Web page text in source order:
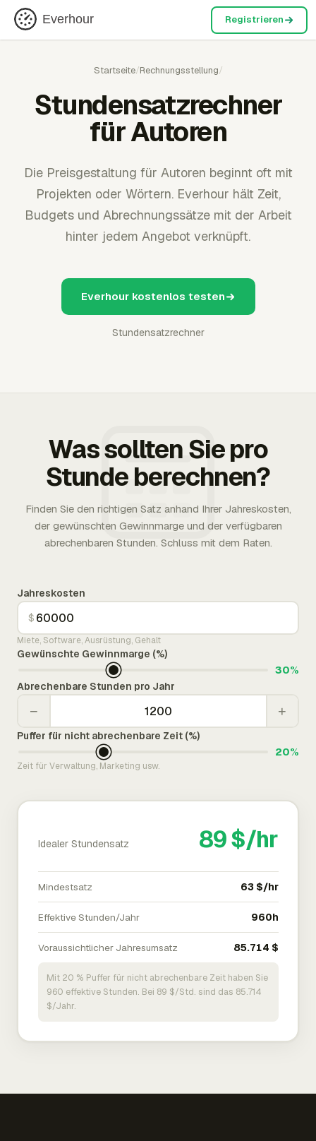
Everhour Registrieren
Startseite/Rechnungsstellung/
Stundensatzrechner
für Autoren
Die Preisgestaltung für Autoren beginnt oft mit
Projekten oder Wörtern. Everhour hält Zeit,
Budgets und Abrechnungssätze mit der Arbeit
hinter jedem Angebot verknüpft.
Everhour kostenlos testen
Stundensatzrechner
Was sollten Sie pro
Stunde berechnen?
Finden Sie den richtigen Satz anhand Ihrer Jahreskosten,
der gewünschten Gewinnmarge und der verfügbaren
abrechenbaren Stunden. Schluss mit dem Raten.
Jahreskosten
$
Miete, Software, Ausrüstung, Gehalt
Gewünschte Gewinnmarge (%)
30%
Abrechenbare Stunden pro Jahr
− +
Puffer für nicht abrechenbare Zeit (%)
20%
Zeit für Verwaltung, Marketing usw.
Idealer Stundensatz 89 $/hr
Mindestsatz 63 $/hr
Effektive Stunden/Jahr 960h
Voraussichtlicher Jahresumsatz 85.714 $
Mit 20 % Puffer für nicht abrechenbare Zeit haben Sie
960 effektive Stunden. Bei 89 $/Std. sind das 85.714
$/Jahr.